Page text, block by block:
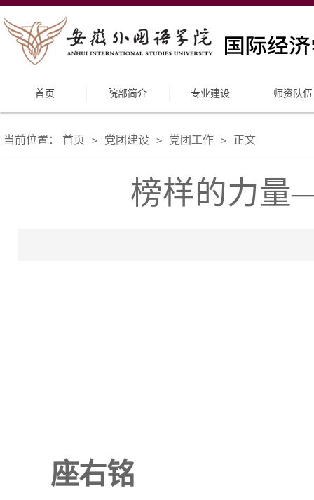
首页 院部简介 专业建设 师资队伍
当前位置： 首页 > 党团建设 > 党团工作 > 正文
榜样的力量
座右铭